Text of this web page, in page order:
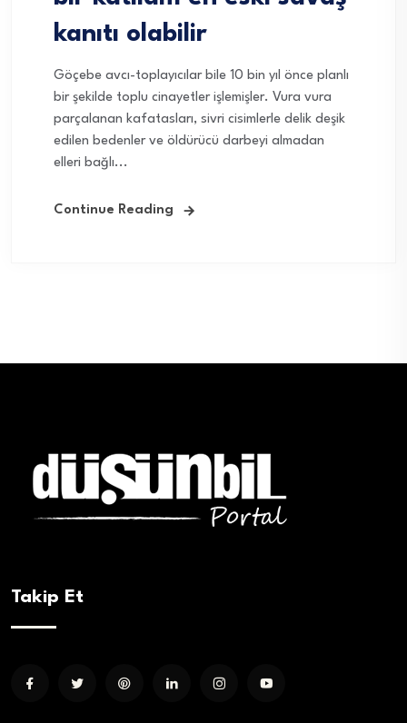
kanıtı olabilir
Göçebe avcı-toplayıcılar bile 10 bin yıl önce planlı
bir şekilde toplu cinayetler işlemişler. Vura vura
parçalanan kafatasları, sivri cisimlerle delik deşik
edilen bedenler ve öldürücü darbeyi almadan
elleri bağlı...
Continue Reading
Takip Et